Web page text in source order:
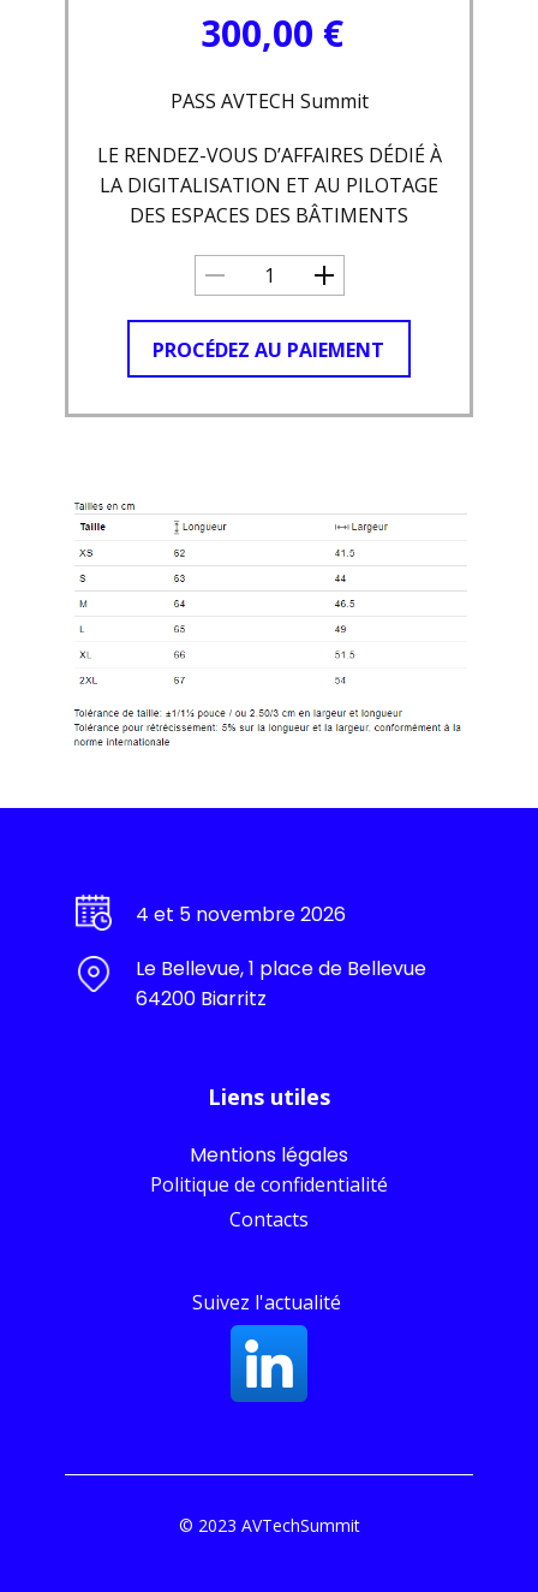
300,00 €
PASS AVTECH Summit
LE RENDEZ-VOUS D’AFFAIRES DÉDIÉ À
LA DIGITALISATION ET AU PILOTAGE
DES ESPACES DES BÂTIMENTS
PROCÉDEZ AU PAIEMENT
4 et 5 novembre 2026
Le Bellevue, 1 place de Bellevue
64200 Biarritz
Liens utiles
Mentions légales
Politique de confidentialité
Contacts
Suivez l'actualité
© 2023 AVTechSummit